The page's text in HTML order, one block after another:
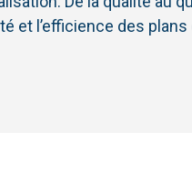
et l’efficience des plans